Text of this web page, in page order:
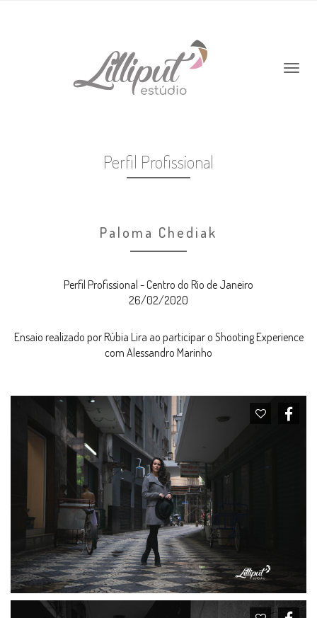
Perfil Profissional
Paloma Chediak
Perfil Profissional - Centro do Rio de Janeiro
26/02/2020
Ensaio realizado por Rúbia Lira ao participar o Shooting Experience
com Alessandro Marinho